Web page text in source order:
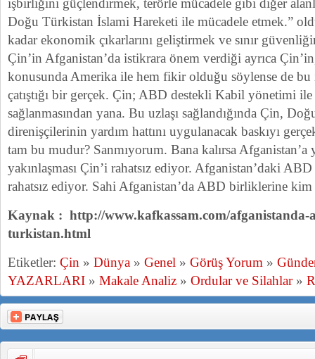
işbirliğini güçlendirmek, terörle mücadele gibi diğer
Doğu Türkistan İslami Hareketi ile mücadele etmek.”
kadar ekonomik çıkarlarını geliştirmek ve sınır
Çin’in Afganistan’da istikrara önem verdiği ayrıca
konusunda Amerika ile hem fikir olduğu söylense de bu
çatıştığı bir gerçek. Çin; ABD destekli Kabil yönetimi ile
sağlanmasından yana. Bu uzlaşı sağlandığında Çin,
direnişçilerinin yardım hattını uygulanacak baskıyı
tam bu mudur? Sanmıyorum. Bana kalırsa
yakınlaşması Çin’i rahatsız ediyor. Afganistan’daki
rahatsız ediyor. Sahi Afganistan’da ABD birliklerine kim
Kaynak : http://www.kafkassam.com/afganistanda-
turkistan.html
Etiketler: Çin » Dünya » Genel » Görüş Yorum »
YAZARLARI » Makale Analiz » Ordular ve Silahlar»